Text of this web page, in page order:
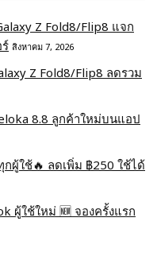
Z Fold8/Flip8 แจก
สิงหาคม 7, 2026
Z Fold8/Flip8 ลดรวม
8.8 ลูกค้าใหม่บนแอป
ผู้ใช้🔥 ลดเพิ่ม ฿250 ใช้ได้
ผู้ใช้ใหม่ 🆕 จองครั้งแรก